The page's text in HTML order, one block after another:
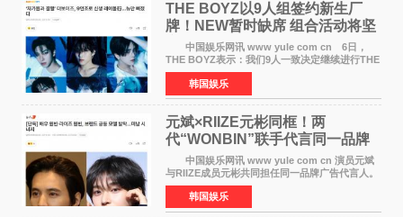
THE BOYZ以9人组签约新生厂
牌！NEW暂时缺席 组合活动将坚
定不移继续
中国娱乐网讯 www yule com cn 6日，
THE BOYZ表示：我们9人一致决定继续进行THE
BOYZ组合活动，并且已经完成了组合团体活动
签约。目前正在新生厂牌下进行活动准备。尚未
离开THE BOYZ原所
韩国娱乐
元斌×RIIZE元彬同框！两
代“WONBIN”联手代言同一品牌
颜值天花板合体
中国娱乐网讯 www yule com cn 演员元斌
与RIIZE成员元彬共同担任同一品牌广告代言人。
6日据独家报道，继演员元斌之后，RIIZE元彬最
近也被选为某在线中介平台A公司的共同广告代言
人，两人将作
韩国娱乐